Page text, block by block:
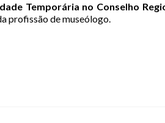
Temporária no Conselho
profissão de museólogo.